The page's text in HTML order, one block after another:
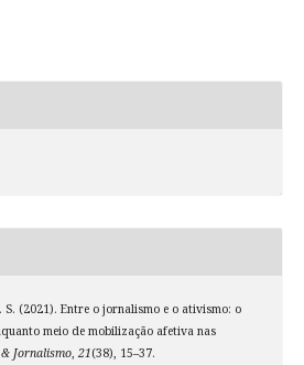
S. (2021). Entre o jornalismo e o ativismo: o
meio de mobilização afetiva nas
Jornalismo, 21(38), 15–37.